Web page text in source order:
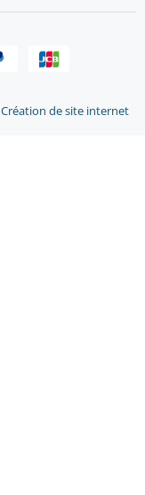
Création de site internet